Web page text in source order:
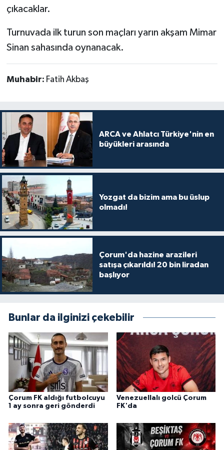
çıkacaklar.
Turnuvada ilk turun son maçları yarın akşam Mimar
Sinan sahasında oynanacak.
Muhabir: Fatih Akbaş
ARCA ve Ahlatcı Türkiye'nin en
büyükleri arasında
Yozgat da bizim ama bu üslup
olmadı!
Çorum'da hazine arazileri
satışa çıkarıldı! 20 bin liradan
başlıyor
Bunlar da ilginizi çekebilir
Çorum FK aldığı futbolcuyu
1 ay sonra geri gönderdi
Venezuellalı golcü Çorum
FK'da